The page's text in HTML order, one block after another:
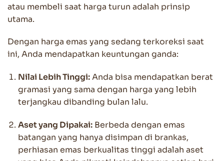
atau membeli saat harga turun adalah prinsip
utama.
Dengan harga emas yang sedang terkoreksi saat
ini, Anda mendapatkan keuntungan ganda:
Nilai Lebih Tinggi:Anda bisa mendapatkan berat
gramasi yang sama dengan harga yang lebih
terjangkau dibanding bulan lalu.
Aset yang Dipakai:Berbeda dengan emas
batangan yang hanya disimpan di brankas,
perhiasan emas berkualitas tinggi adalah aset